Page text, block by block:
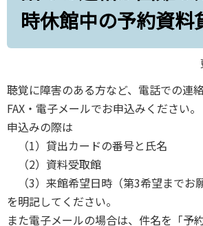
時休館中の予約資料
聴覚に障害のある方など、電話での連
FAX・電子メールでお申込みください。
申込みの際は
（1）貸出カードの番号と氏名
（2）資料受取館
（3）来館希望日時（第3希望までお
を明記してください。
また電子メールの場合は、件名を「予